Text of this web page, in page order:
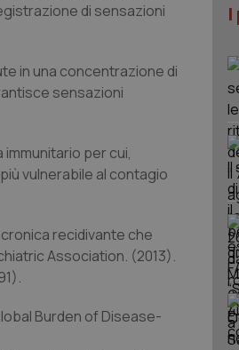
di sensazioni
in una concentrazione di
sensazioni
per cui,
vulnerabile al contagio
recidivante che
Association. (2013).
Burden of Disease-
I